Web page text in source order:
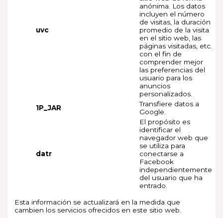
uvc
anónima. Los datos
incluyen el número
de visitas, la duración
promedio de la visita
en el sitio web, las
páginas visitadas, etc.
con el fin de
comprender mejor
las preferencias del
usuario para los
anuncios
personalizados.
1P_JAR
Transfiere datos a
Google.
datr
El propósito es
identificar el
navegador web que
se utiliza para
conectarse a
Facebook
independientemente
del usuario que ha
entrado.
Esta información se actualizará en la medida que
cambien los servicios ofrecidos en este sitio web.